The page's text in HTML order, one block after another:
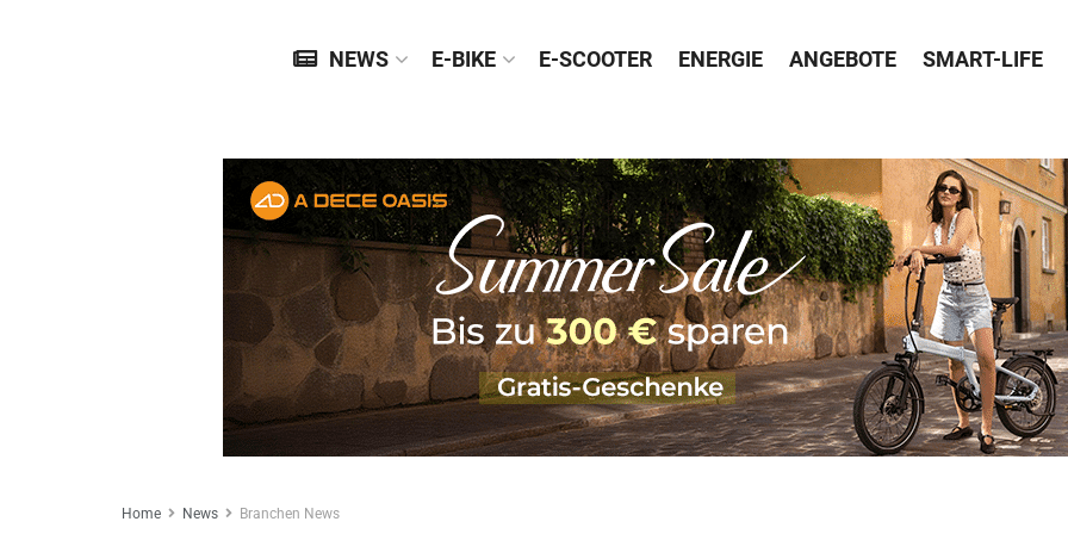
NEWS E-BIKE E-SCOOTER ENERGIE ANGEBOTE SMART-LIFE
Home News Branchen News